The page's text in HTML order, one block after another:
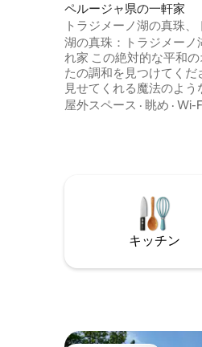
ペルージャ県の一軒家
トラジメーノ湖の真珠
のホリデーホーム
湖の真珠：トラジメーノ
れ家 ​この絶対的な平和のオアシスであな
たの調和を見つけてくだ
見せてくれる魔法のよう
お楽しみください。 Casa
Perla del Lagoは、トラ
ような水面を見下ろし
はバー、レストラン、ス
ATM、子供用プレイエリ
先には夏のリラックスに
ルがあります。
屋外スペース · 眺め · Wi-
キッチン